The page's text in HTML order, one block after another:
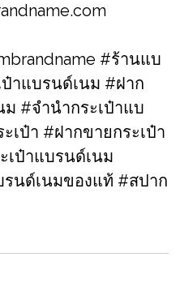
#ร้านแบ
าแบรนด์เนม​ #ฝาก
#จำนำกระเป๋าแบ
เป๋า #ฝากขายกระเป๋า
เป๋าแบรนด์เนม​
นด์เนมของแท้ #สปาก